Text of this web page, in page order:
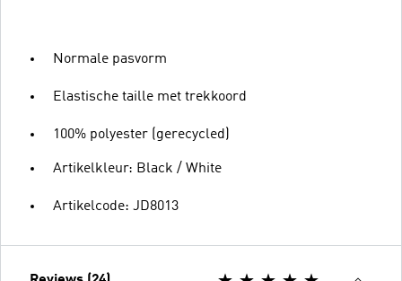
Normale pasvorm
Elastische taille met trekkoord
100% polyester (gerecycled)
Artikelkleur: Black / White
Artikelcode: JD8013